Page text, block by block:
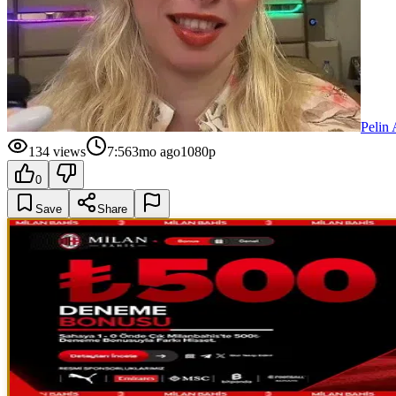
Pelin
134 views 7:563mo ago1080p
0
Save Share